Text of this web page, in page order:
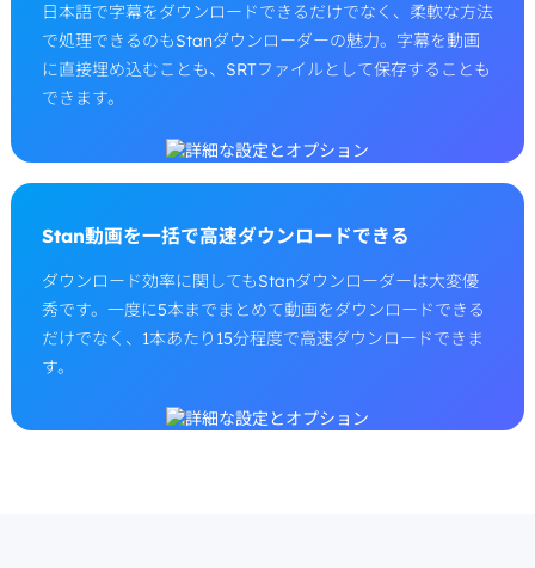
日本語で字幕をダウンロードできるだけでなく、柔軟な方法
で処理できるのもStanダウンローダーの魅力。字幕を動画
に直接埋め込むことも、SRTファイルとして保存することも
できます。
Stan動画を一括で高速ダウンロードできる
ダウンロード効率に関してもStanダウンローダーは大変優
秀です。一度に5本までまとめて動画をダウンロードできる
だけでなく、1本あたり15分程度で高速ダウンロードできま
す。